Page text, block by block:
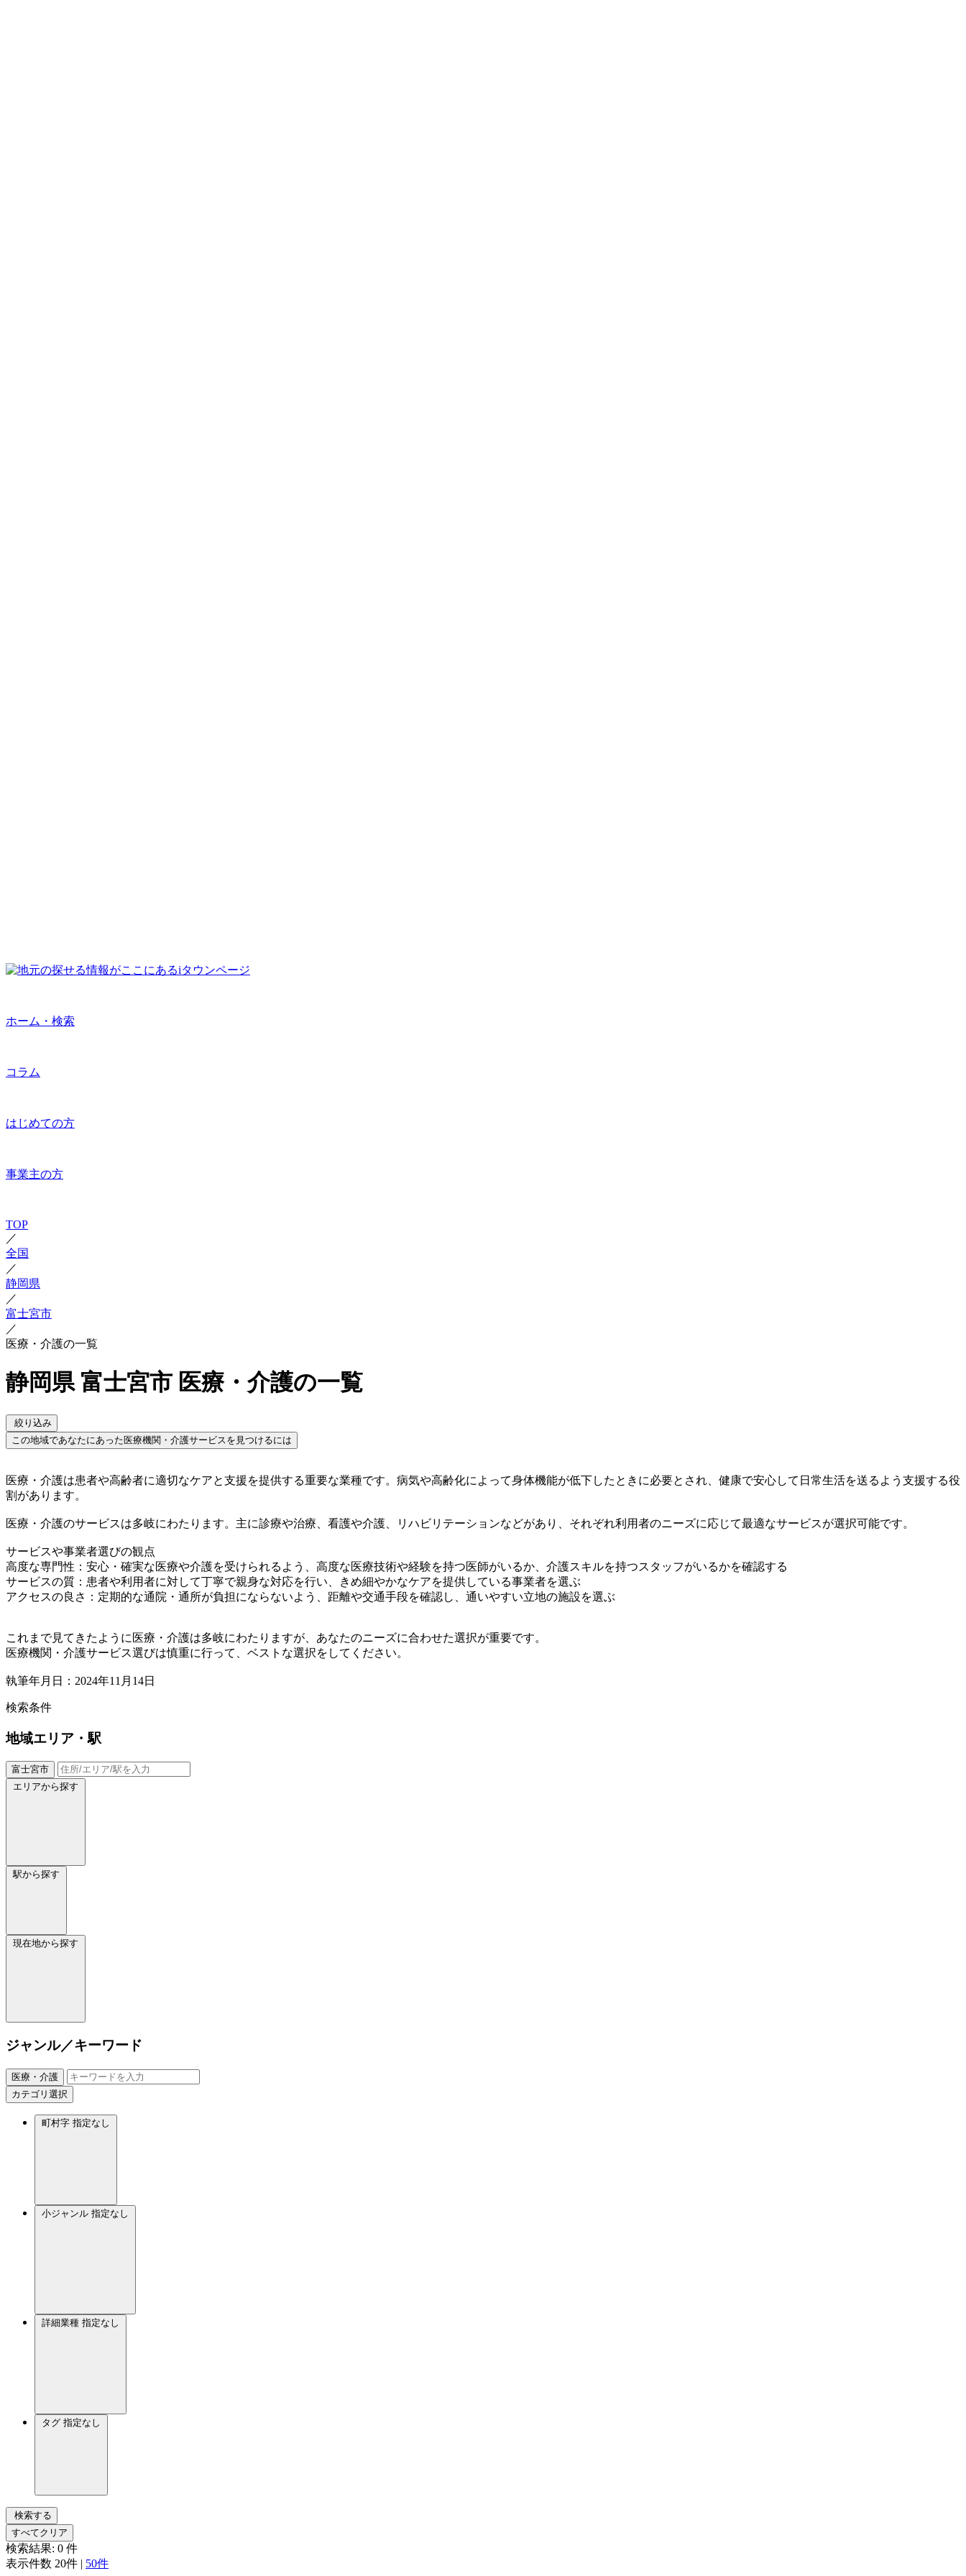
ホーム・検索
コラム
はじめての方
事業主の方
TOP
／
全国
／
静岡県
／
富士宮市
／
医療・介護の一覧
静岡県 富士宮市 医療・介護の一覧
絞り込み
この地域であなたにあった医療機関・介護サービスを見つけるには
医療・介護は患者や高齢者に適切なケアと支援を提供する重要な業種です。病気や高齢化によって身体機能が低下したときに必要とされ、健康で安心して日常生活を送るよう支援する役
割があります。
医療・介護のサービスは多岐にわたります。主に診療や治療、看護や介護、リハビリテーションなどがあり、それぞれ利用者のニーズに応じて最適なサービスが選択可能です。
サービスや事業者選びの観点
高度な専門性：安心・確実な医療や介護を受けられるよう、高度な医療技術や経験を持つ医師がいるか、介護スキルを持つスタッフがいるかを確認する
サービスの質：患者や利用者に対して丁寧で親身な対応を行い、きめ細やかなケアを提供している事業者を選ぶ
アクセスの良さ：定期的な通院・通所が負担にならないよう、距離や交通手段を確認し、通いやすい立地の施設を選ぶ
これまで見てきたように医療・介護は多岐にわたりますが、あなたのニーズに合わせた選択が重要です。
医療機関・介護サービス選びは慎重に行って、ベストな選択をしてください。
執筆年月日：2024年11月14日
検索条件
地域エリア・駅
富士宮市
エリアから探す
駅から探す
現在地から探す
ジャンル／キーワード
医療・介護
カテゴリ選択
町村字 指定なし
小ジャンル 指定なし
詳細業種 指定なし
タグ 指定なし
検索する
すべてクリア
検索結果: 0 件
表示件数 20件 | 50件